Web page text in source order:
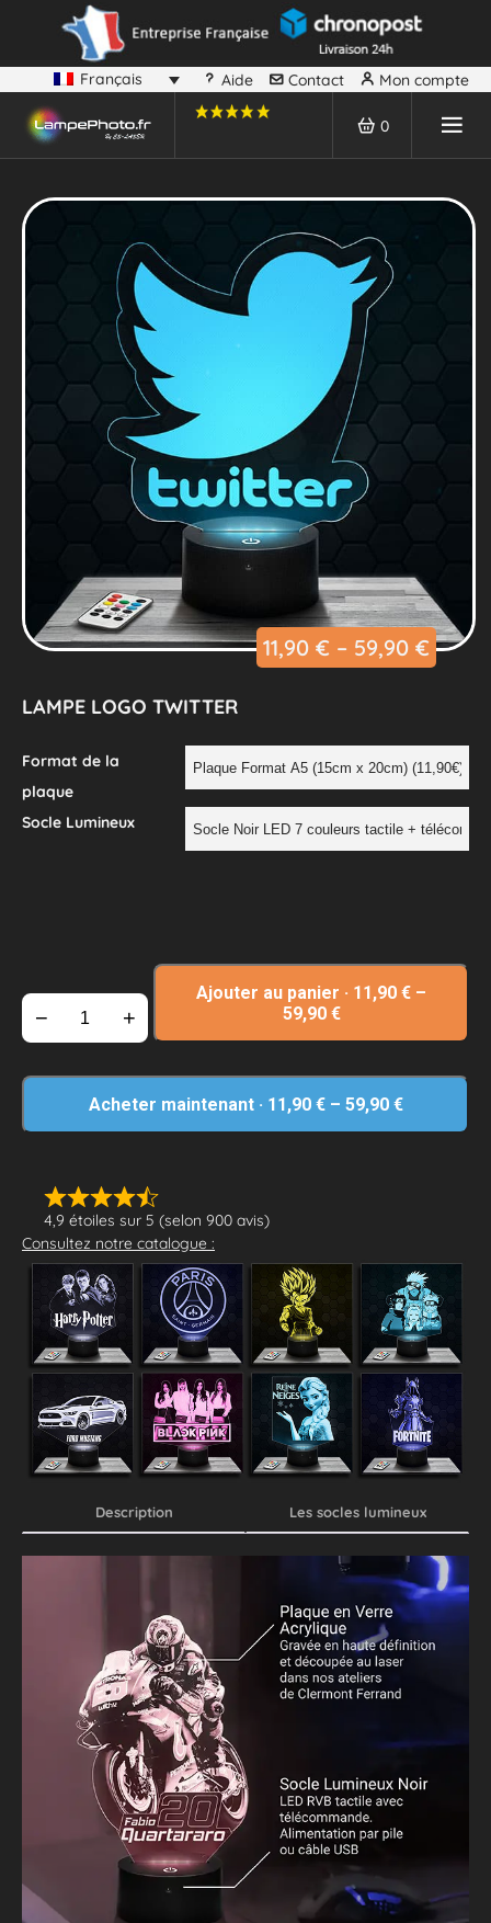
Français Aide Contact Mon compte
0
11,90 € – 59,90 €
LAMPE LOGO TWITTER
4,9 étoiles sur 5 (selon 900 avis)
Consultez notre catalogue :
Format de la
plaque
Socle Lumineux
− +
Ajouter au panier · 11,90 € –
59,90 €
Acheter maintenant · 11,90 €– 59,90 €
Description Les socles lumineux